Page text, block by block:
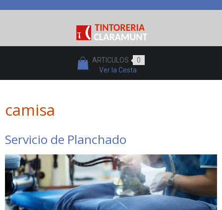
ARTICULOS
0
Ver la Cesta
camisa
Servicio de Planchado